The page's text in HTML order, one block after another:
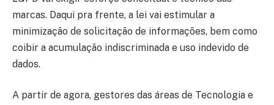
marcas. Daqui pra frente, a lei vai estimular a
minimização de solicitação de informações, bem como
coibir a acumulação indiscriminada e uso indevido de
dados.
A partir de agora, gestores das áreas de Tecnologia e